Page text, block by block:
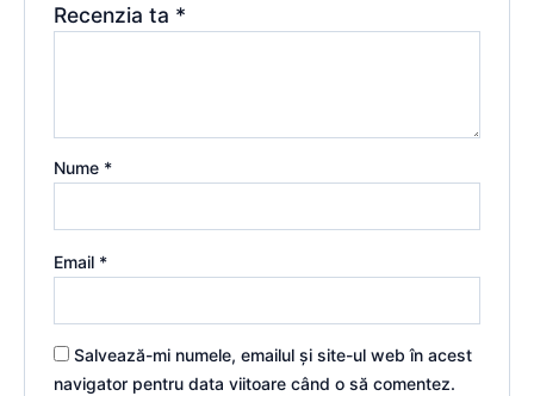
Recenzia ta *
Nume *
Email *
Salvează-mi numele, emailul și site-ul web în acest
navigator pentru data viitoare când o să comentez.